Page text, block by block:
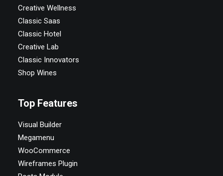
Creative Wellness
Classic Saas
Classic Hotel
Creative Lab
Classic Innovators
Shop Wines
Top Features
Visual Builder
Megamenu
WooCommerce
Wireframes Plugin